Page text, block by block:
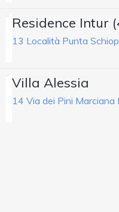
Residence Intur
13 Località Punta
Villa Alessia
14 Via dei Pini Marciana